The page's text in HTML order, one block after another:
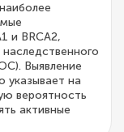
и BRCA2,
Выявление
указывает на
вероятность
активные